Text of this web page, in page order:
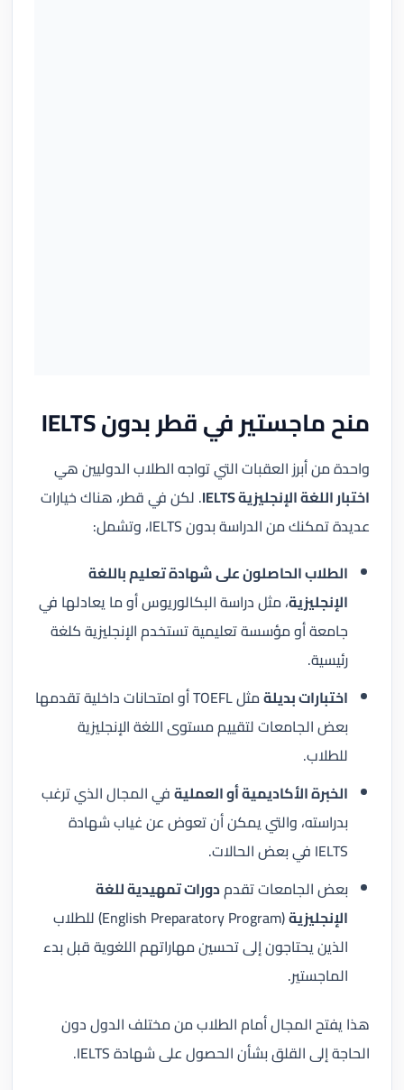
منح ماجستير في قطر بدون IELTS
واحدة من أبرز العقبات التي تواجه الطلاب الدوليين هي
اختبار اللغة الإنجليزية IELTS
. لكن في قطر، هناك خيارات
عديدة تمكنك من الدراسة بدون IELTS، وتشمل:
الطلاب الحاصلون على شهادة تعليم باللغة
الإنجليزية، مثل دراسة البكالوريوس أو ما يعادلها في
جامعة أو مؤسسة تعليمية تستخدم الإنجليزية كلغة
رئيسية.
اختبارات بديلة
مثل TOEFL أو امتحانات داخلية تقدمها
بعض الجامعات لتقييم مستوى اللغة الإنجليزية
للطلاب.
الخبرة الأكاديمية أو العمليةفي المجال الذي ترغب
بدراسته، والتي يمكن أن تعوض عن غياب شهادة
IELTS في بعض الحالات.
بعض الجامعات تقدمدورات تمهيدية للغة
الإنجليزية
(English Preparatory Program) للطلاب
الذين يحتاجون إلى تحسين مهاراتهم اللغوية قبل بدء
الماجستير.
هذا يفتح المجال أمام الطلاب من مختلف الدول دون
الحاجة إلى القلق بشأن الحصول على شهادة IELTS.